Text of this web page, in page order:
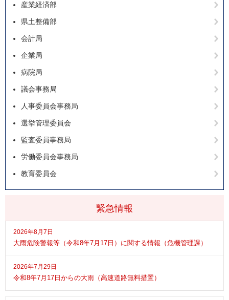
緊急情報
2026年8月7日
大雨危険警報等（令和8年7月17日）に関する情報（危機管理課）
2026年7月29日
令和8年7月17日からの大雨（高速道路無料措置）
産業経済部
県土整備部
会計局
企業局
病院局
議会事務局
人事委員会事務局
選挙管理委員会
監査委員事務局
労働委員会事務局
教育委員会